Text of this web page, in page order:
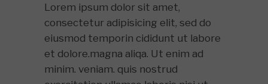
Lorem ipsum dolor sit amet,
consectetur adipisicing elit, sed do
eiusmod temporin cididunt ut labore
et dolore.magna aliqa. Ut enim ad
minim. veniam. quis nostrud